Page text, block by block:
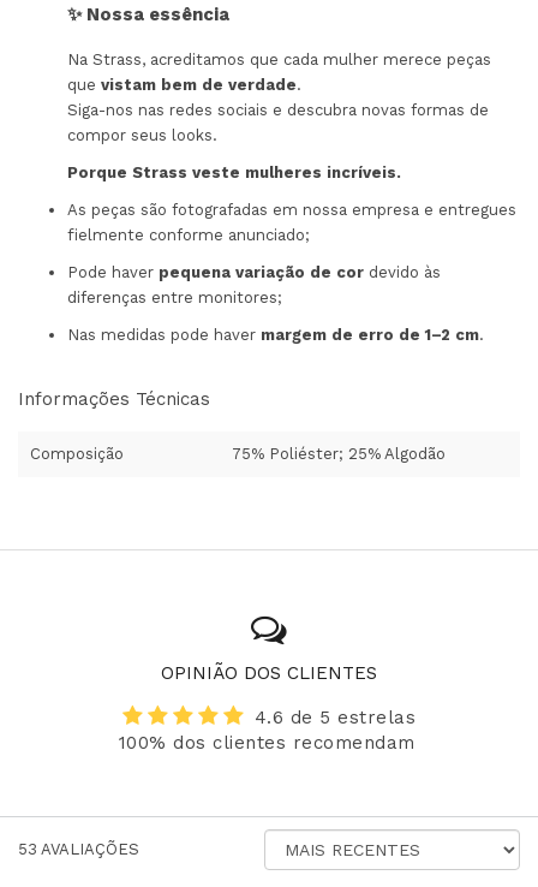
✨ Nossa essência
Na Strass, acreditamos que cada mulher merece peças
que vistam bem de verdade.
Siga-nos nas redes sociais e descubra novas formas de
compor seus looks.
Porque Strass veste mulheres incríveis.
As peças são fotografadas em nossa empresa e entregues
fielmente conforme anunciado;
Pode haver pequena variação de cor devido às
diferenças entre monitores;
Nas medidas pode haver margem de erro de 1–2 cm.
Informações Técnicas
Composição 75% Poliéster; 25% Algodão
OPINIÃO DOS CLIENTES
4.6 de 5 estrelas
100% dos clientes recomendam
53 AVALIAÇÕES
AVALIAÇÕES